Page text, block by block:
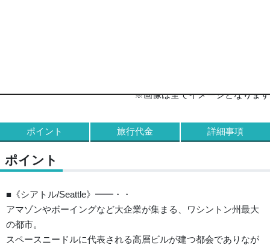
※画像は全てイメージとなります
ポイント 旅行代金 詳細事項
ポイント
■《シアトル/Seattle》━━・・
アマゾンやボーイングなど大企業が集まる、ワシントン州最大
の都市。
スペースニードルに代表される高層ビルが建つ都会でありなが